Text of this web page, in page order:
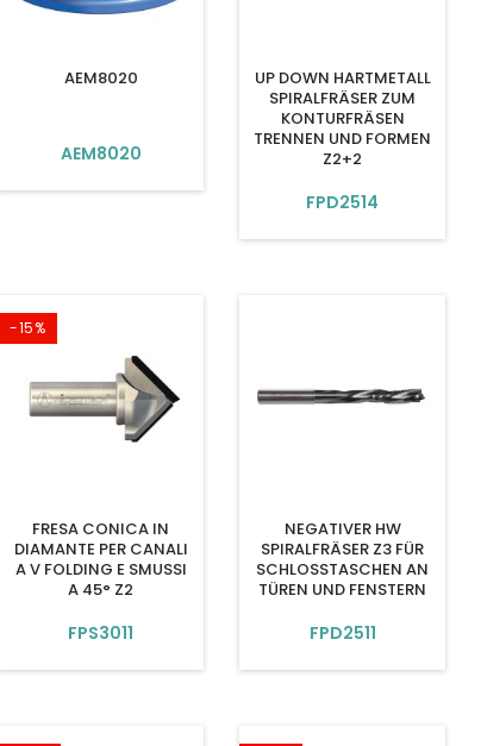
AEM8020
AEM8020
UP DOWN HARTMETALL
SPIRALFRÄSER ZUM
KONTURFRÄSEN
TRENNEN UND FORMEN
Z2+2
FPD2514
-15%
FRESA CONICA IN
DIAMANTE PER CANALI
A V FOLDING E SMUSSI
A 45° Z2
FPS3011
NEGATIVER HW
SPIRALFRÄSER Z3 FÜR
SCHLOSSTASCHEN AN
TÜREN UND FENSTERN
FPD2511